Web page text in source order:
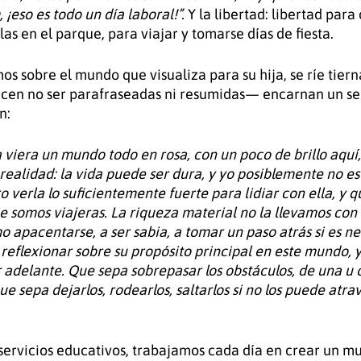
¡eso es todo un día laboral!”. Y la libertad: libertad para
en el parque, para viajar y tomarse días de fiesta.
sobre el mundo que visualiza para su hija, se ríe
no ser parafraseadas ni resumidas— encarnan un
viera un mundo todo en rosa, con un poco de brillo
la vida puede ser dura, y yo posiblemente no
verla lo suficientemente fuerte para lidiar con ella, y
somos viajeras. La riqueza material no la llevamos
apacentarse, a ser sabia, a tomar un paso atrás si es
sobre su propósito principal en este mundo,
Que sepa sobrepasar los obstáculos, de una
sepa dejarlos, rodearlos, saltarlos si no los puede
educativos, trabajamos cada día en crear un